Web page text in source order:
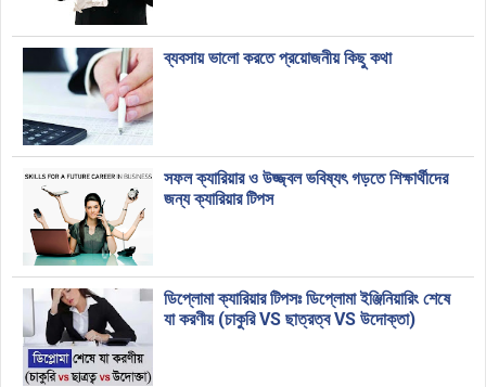
ব্যবসায় ভালো করতে প্রয়োজনীয় কিছু কথা
সফল ক্যারিয়ার ও উজ্জ্বল ভবিষ্যৎ গড়তে শিক্ষার্থীদের
জন্য ক্যারিয়ার টিপস
ডিপ্লোমা ক্যারিয়ার টিপসঃ ডিপ্লোমা ইঞ্জিনিয়ারিং শেষে
যা করণীয় (চাকুরি VS ছাত্রত্ব VS উদোক্তা)